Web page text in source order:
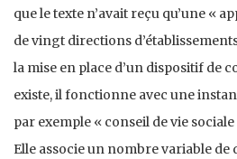
que le texte n’avait reçu qu’une «
de vingt directions
la mise en place d’un dispositif de
existe, il fonctionne avec une
par exemple « conseil de vie
Elle associe un nombre variable